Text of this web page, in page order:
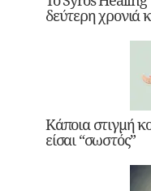
δεύτερη χρονιά
Κάποια στιγμή
είσαι “σωστός”